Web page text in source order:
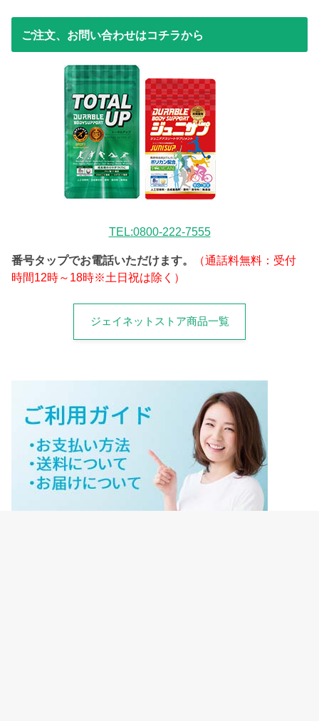
ご注文、お問い合わせはコチラから
TEL:0800-222-7555
番号タップでお電話いただけます。
（通話料無料：受付
時間12時～18時※土日祝は除く）
ジェイネットストア商品一覧